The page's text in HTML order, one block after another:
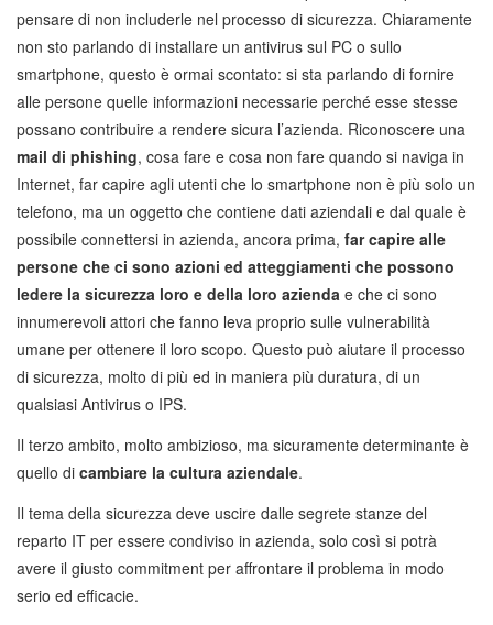
pensare di non includerle nel processo di sicurezza. Chiaramente
non sto parlando di installare un antivirus sul PC o sullo
smartphone, questo è ormai scontato: si sta parlando di fornire
alle persone quelle informazioni necessarie perché esse stesse
possano contribuire a rendere sicura l’azienda. Riconoscere una
mail di phishing, cosa fare e cosa non fare quando si naviga in
Internet, far capire agli utenti che lo smartphone non è più solo un
telefono, ma un oggetto che contiene dati aziendali e dal quale è
possibile connettersi in azienda, ancora prima, far capire alle
persone che ci sono azioni ed atteggiamenti che possono
ledere la sicurezza loro e della loro azienda e che ci sono
innumerevoli attori che fanno leva proprio sulle vulnerabilità
umane per ottenere il loro scopo. Questo può aiutare il processo
di sicurezza, molto di più ed in maniera più duratura, di un
qualsiasi Antivirus o IPS.
Il terzo ambito, molto ambizioso, ma sicuramente determinante è
quello di cambiare la cultura aziendale.
Il tema della sicurezza deve uscire dalle segrete stanze del
reparto IT per essere condiviso in azienda, solo così si potrà
avere il giusto commitment per affrontare il problema in modo
serio ed efficacie.